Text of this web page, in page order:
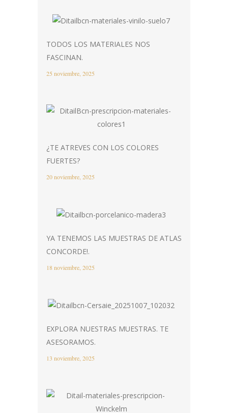
TODOS LOS MATERIALES NOS
FASCINAN.
25 noviembre, 2025
¿TE ATREVES CON LOS COLORES
FUERTES?
20 noviembre, 2025
YA TENEMOS LAS MUESTRAS DE ATLAS
CONCORDE!.
18 noviembre, 2025
EXPLORA NUESTRAS MUESTRAS. TE
ASESORAMOS.
13 noviembre, 2025